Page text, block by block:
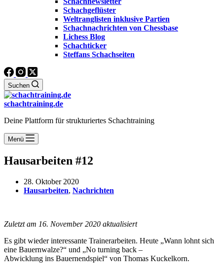
Schachgeflüster
Weltranglisten inklusive Partien
Schachnachrichten von Chessbase
Lichess Blog
Schachticker
Steffans Schachseiten
Suchen
schachtraining.de
Deine Plattform für strukturiertes Schachtraining
Menü
Hausarbeiten #12
28. Oktober 2020
Hausarbeiten, Nachrichten
Zuletzt am 16. November 2020 aktualisiert
Es gibt wieder interessante Trainerarbeiten. Heute „Wann lohnt sich
eine Bauernwalze?“ und „No turning back –
Abwicklung ins Bauernendspiel“ von Thomas Kuckelkorn.